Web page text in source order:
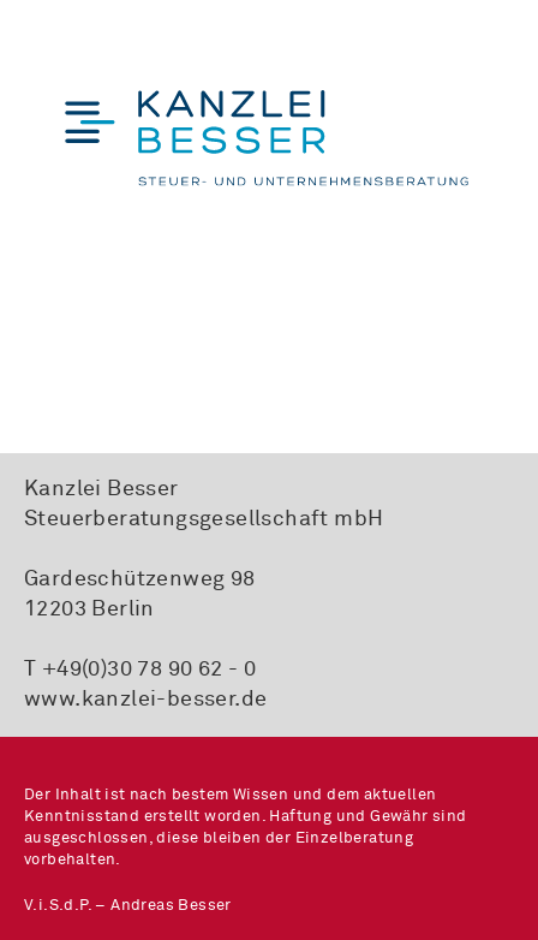
Kanzlei Besser
Steuerberatungsgesellschaft mbH
Gardeschützenweg 98
12203 Berlin
T +49(0)30 78 90 62 - 0
www.kanzlei-besser.de
Der Inhalt ist nach bestem Wissen und dem aktuellen
Kenntnisstand erstellt worden. Haftung und Gewähr sind
ausgeschlossen, diese bleiben der Einzelberatung
vorbehalten.
V.i.S.d.P. – Andreas Besser